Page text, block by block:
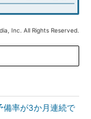
Inc. All Rights Reserved.
備率が3か月連続で